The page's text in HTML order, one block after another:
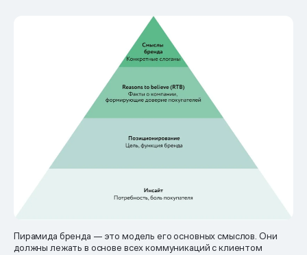
Пирамида бренда — это модель его основных смыслов. Они
должны лежать в основе всех коммуникаций с клиентом